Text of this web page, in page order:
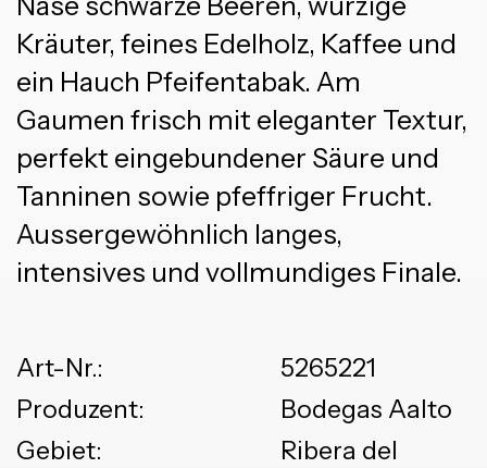
Kräuter, feines Edelholz, Kaffee und
ein Hauch Pfeifentabak. Am
Gaumen frisch mit eleganter Textur,
perfekt eingebundener Säure und
Tanninen sowie pfeffriger Frucht.
Aussergewöhnlich langes,
intensives und vollmundiges Finale.
Art-Nr.:
5265221
Produzent:
Bodegas Aalto
Gebiet:
Ribera del